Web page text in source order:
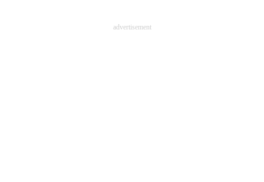
advertisement